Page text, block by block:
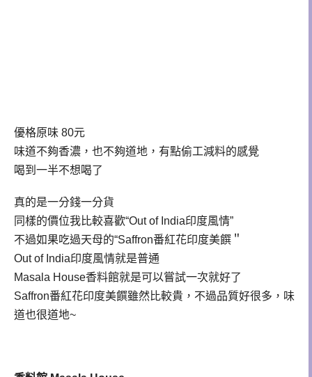
優格原味 80元
味道不夠香濃，也不夠道地，有點偷工減料的感覺
喝到一半不想喝了
真的是一分錢一分貨
同樣的價位我比較喜歡“Out of India印度風情”
不過如果吃過天母的“Saffron番紅花印度美饌＂
Out of India印度風情就是普通
Masala House香料館就是可以嘗試一次就好了
Saffron番紅花印度美饌雖然比較貴，不過品質好很多，味
道也很道地~